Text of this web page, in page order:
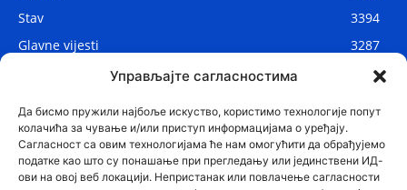
Управљајте сагласностима
Да бисмо пружили најбоље искуство, користимо технологије попут
колачића за чување и/или приступ информацијама о уређају.
Сагласност са овим технологијама ће нам омогућити да обрађујемо
податке као што су понашање при прегледању или јединствени ИД-
ови на овој веб локацији. Непристанак или повлачење сагласности
Stav
3394
Glavne vijesti
3287
2910